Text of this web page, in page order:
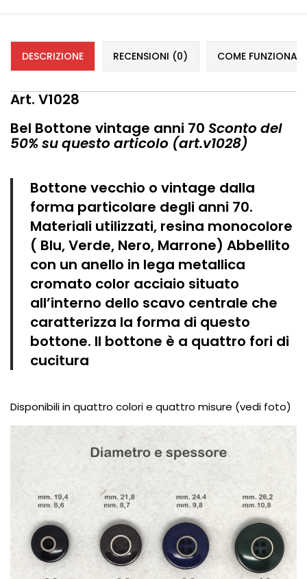
DESCRIZIONE RECENSIONI (0) COME
Art. V1028
Bel Bottone vintage anni 70 Sconto del
50% su questo articolo (art.v1028)
Bottone vecchio o vintage dalla
forma particolare degli anni 70.
Materiali utilizzati, resina monocolore
( Blu, Verde, Nero, Marrone) Abbellito
con un anello in lega metallica
cromato color acciaio situato
all’interno dello scavo centrale che
caratterizza la forma di questo
bottone. Il bottone è a quattro fori di
cucitura
Disponibili in quattro colori e quattro misure (vedi foto)